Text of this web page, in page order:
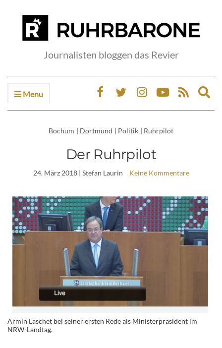
Journalisten bloggen das Revier
Menu
Bochum | Dortmund | Politik | Ruhrpilot
Der Ruhrpilot
24. März 2018| Stefan Laurin Keine Kommentare
Armin Laschet bei seiner ersten Rede als Ministerpräsident im
NRW-Landtag.